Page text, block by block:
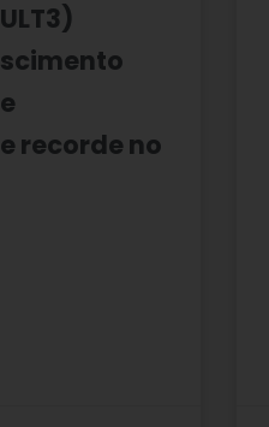
recorde no